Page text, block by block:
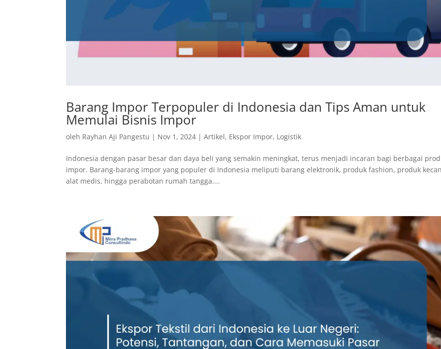
Barang Impor Terpopuler di Indonesia dan Tips Aman untuk
Memulai Bisnis Impor
oleh Rayhan Aji Pangestu | Nov 1, 2024 |Artikel, Ekspor Impor, Logistik
Indonesia dengan pasar besar dan daya beli yang semakin meningkat, terus menjadi incaran bagi berbagai
impor. Barang-barang impor yang populer di Indonesia meliputi barang elektronik, produk fashion, produk
alat medis, hingga perabotan rumah tangga....